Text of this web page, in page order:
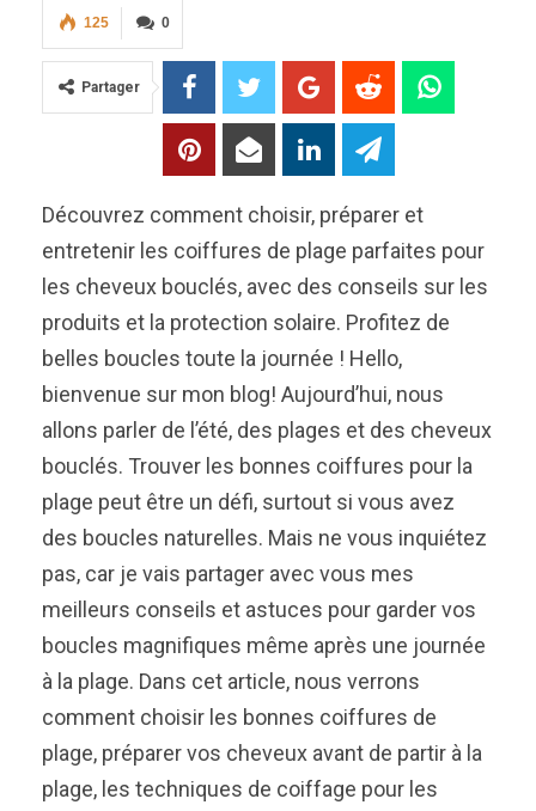
0
125
Partager
Découvrez comment choisir, préparer et
entretenir les coiffures de plage parfaites pour
les cheveux bouclés, avec des conseils sur les
produits et la protection solaire. Profitez de
belles boucles toute la journée ! Hello,
bienvenue sur mon blog! Aujourd’hui, nous
allons parler de l’été, des plages et des cheveux
bouclés. Trouver les bonnes coiffures pour la
plage peut être un défi, surtout si vous avez
des boucles naturelles. Mais ne vous inquiétez
pas, car je vais partager avec vous mes
meilleurs conseils et astuces pour garder vos
boucles magnifiques même après une journée
à la plage. Dans cet article, nous verrons
comment choisir les bonnes coiffures de
plage, préparer vos cheveux avant de partir à la
plage, les techniques de coiffage pour les